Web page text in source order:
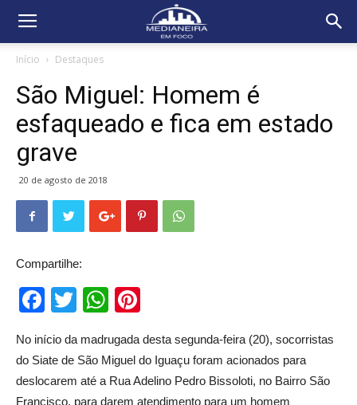
Início Destaques
São Miguel: Homem é
esfaqueado e fica em estado
grave
20 de agosto de 2018
Compartilhe:
Facebook
TwitterWhatsApp
No início da madrugada desta segunda-feira (20), socorristas
do Siate de São Miguel do Iguaçu foram acionados para
deslocarem até a Rua Adelino Pedro Bissoloti, no Bairro São
Francisco, para darem atendimento para um homem